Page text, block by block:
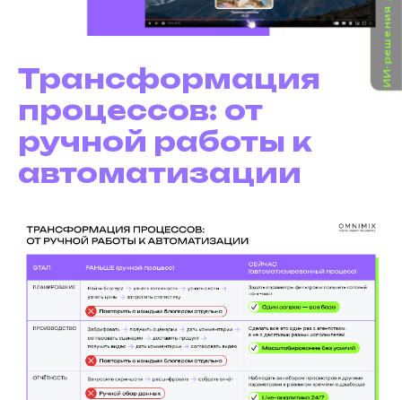
Трансформация
процессов: от
ручной работы к
автоматизации